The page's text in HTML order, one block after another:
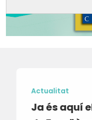
Actualitat
Ja és aquí